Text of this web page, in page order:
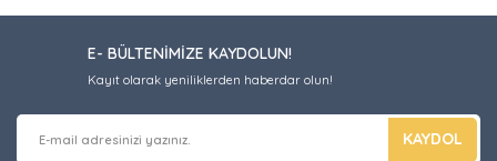
E- BÜLTENİMİZE KAYDOLUN!
Kayıt olarak yeniliklerden haberdar olun!
KAYDOL